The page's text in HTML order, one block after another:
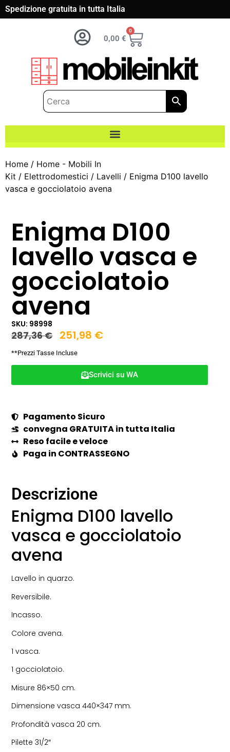
Spedizione gratuita in tutta Italia
0,00 €
0
Home / Home - Mobili In
Kit / Elettrodomestici / Lavelli / Enigma D100 lavello
vasca e gocciolatoio avena
Enigma D100
lavello vasca e
gocciolatoio
avena
SKU: 98998
287,36€ 251,98 €
**Prezzi Tasse Incluse
Scrivici su WA
Pagamento Sicuro
convegna GRATUITA in tutta Italia
Reso facile e veloce
Paga in CONTRASSEGNO
Descrizione
Enigma D100 lavello
vasca e gocciolatoio
avena
Lavello in quarzo.
Reversibile.
Incasso.
Colore avena.
1 vasca.
1 gocciolatoio.
Misure 86×50 cm.
Dimensione vasca 440×347 mm.
Profondità vasca 20 cm.
Pilette 31/2″